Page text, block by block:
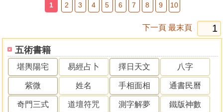
五術書籍
堪輿陽宅 易經占卜 擇日天文 八字
紫微 姓名 手相面相 通書民曆
奇門三式 道壇符咒 測字解夢 鐵版神數
1 2 3 4 5 6 7 8 9 10
下一頁 最末頁